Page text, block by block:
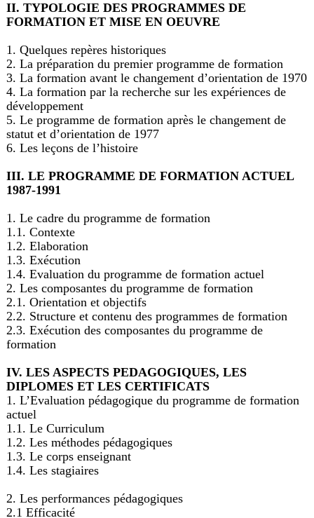
II. TYPOLOGIE DES PROGRAMMES DE
FORMATION ET MISE EN OEUVRE
1. Quelques repères historiques
2. La préparation du premier programme de formation
3. La formation avant le changement d’orientation de 1970
4. La formation par la recherche sur les expériences de
développement
5. Le programme de formation après le changement de
statut et d’orientation de 1977
6. Les leçons de l’histoire
III. LE PROGRAMME DE FORMATION ACTUEL
1987-1991
1. Le cadre du programme de formation
1.1. Contexte
1.2. Elaboration
1.3. Exécution
1.4. Evaluation du programme de formation actuel
2. Les composantes du programme de formation
2.1. Orientation et objectifs
2.2. Structure et contenu des programmes de formation
2.3. Exécution des composantes du programme de
formation
IV. LES ASPECTS PEDAGOGIQUES, LES
DIPLOMES ET LES CERTIFICATS
1. L’Evaluation pédagogique du programme de formation
actuel
1.1. Le Curriculum
1.2. Les méthodes pédagogiques
1.3. Le corps enseignant
1.4. Les stagiaires
2. Les performances pédagogiques
2.1 Efficacité